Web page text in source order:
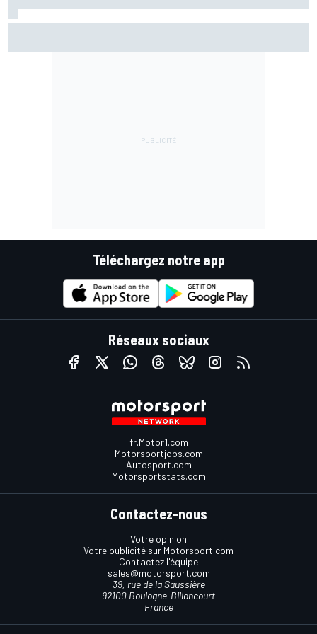
Téléchargez notre app
Réseaux sociaux
fr.Motor1.com
Motorsportjobs.com
Autosport.com
Motorsportstats.com
Contactez-nous
Votre opinion
Votre publicité sur Motorsport.com
Contactez l'équipe
sales@motorsport.com
39, rue de la Saussière
92100 Boulogne-Billancourt
France